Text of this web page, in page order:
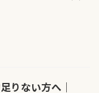
りない方へ｜